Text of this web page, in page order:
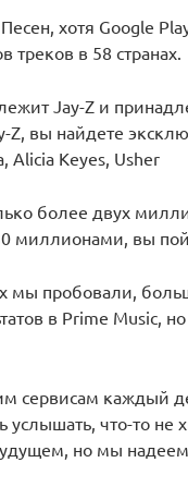
хотя Google
в 58 странах.
Jay-Z и
вы найдете
Alicia Keyes, Usher
более двух
миллионами, вы
мы пробовали,
в Prime Music,
сервисам каждый
что-то не
но мы